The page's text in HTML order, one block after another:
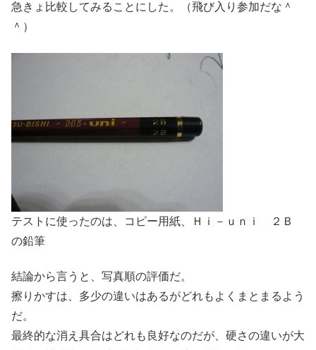
急きょ比較してみることにした。（飛び入り参加だな＾
＾）
テストに使ったのは、コピー用紙、Ｈｉ－ｕｎｉ ２Ｂ
の鉛筆
結論から言うと、写真順の評価だ。
擦りかすは、多少の違いはあるがどれもよくまとまるよう
だ。
最終的な消え具合はどれも良好なのだが、硬さの違いが大